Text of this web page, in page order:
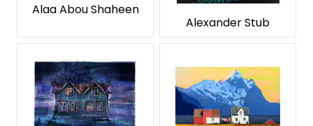
Alaa Abou Shaheen
Alexander Stub